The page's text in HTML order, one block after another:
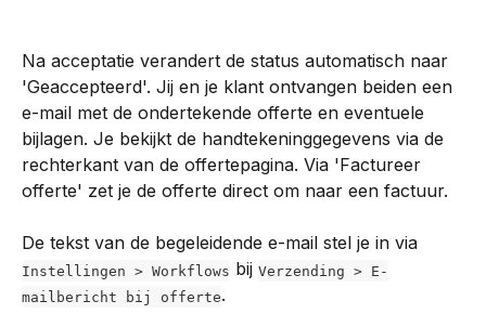
Na acceptatie verandert de status automatisch naar
'Geaccepteerd'. Jij en je klant ontvangen beiden een
e-mail met de ondertekende offerte en eventuele
bijlagen. Je bekijkt de handtekeninggegevens via de
rechterkant van de offertepagina. Via 'Factureer
offerte' zet je de offerte direct om naar een factuur.
De tekst van de begeleidende e-mail stel je in via
Instellingen > Workflows bij Verzending > E-
mailbericht bij offerte.